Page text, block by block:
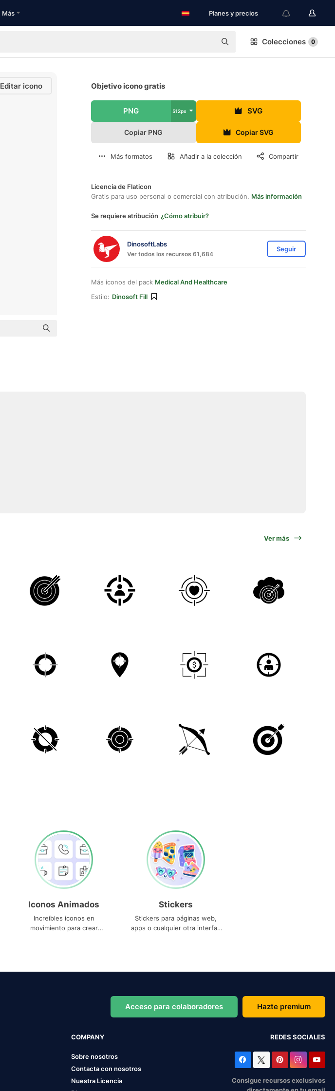
Más Planes y precios
Colecciones 0
Editar icono Objetivo icono gratis
PNG 512px SVG
Copiar PNG Copiar SVG
Más formatos Añadir a la colección Compartir
Licencia de Flaticon
Gratis para uso personal o comercial con atribución. Más información
Se requiere atribución ¿Cómo atribuir?
DinosoftLabs
Ver todos los recursos 61,684
Seguir
Más iconos del pack Medical And Healthcare
Estilo: Dinosoft Fill
Ver más
Iconos Animados
Increíbles iconos en
movimiento para crear
Stickers
Stickers para páginas web,
apps o cualquier otra interfaz
Acceso para colaboradores Hazte premium
COMPANY
Sobre nosotros
Contacta con nosotros
Nuestra Licencia
REDES SOCIALES
Consigue recursos exclusivos